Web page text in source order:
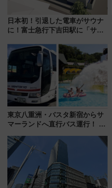
日本初！引退した電車がサウナ
に！富士急行下吉田駅に「サ電
業 行き交う電車の音や振動を
感じながら「ととのう」新感覚
東京八重洲・バスタ新宿からサ
マーランドへ直行バス運行！ お
推し活を楽しもう！（2026年
8/1～31）